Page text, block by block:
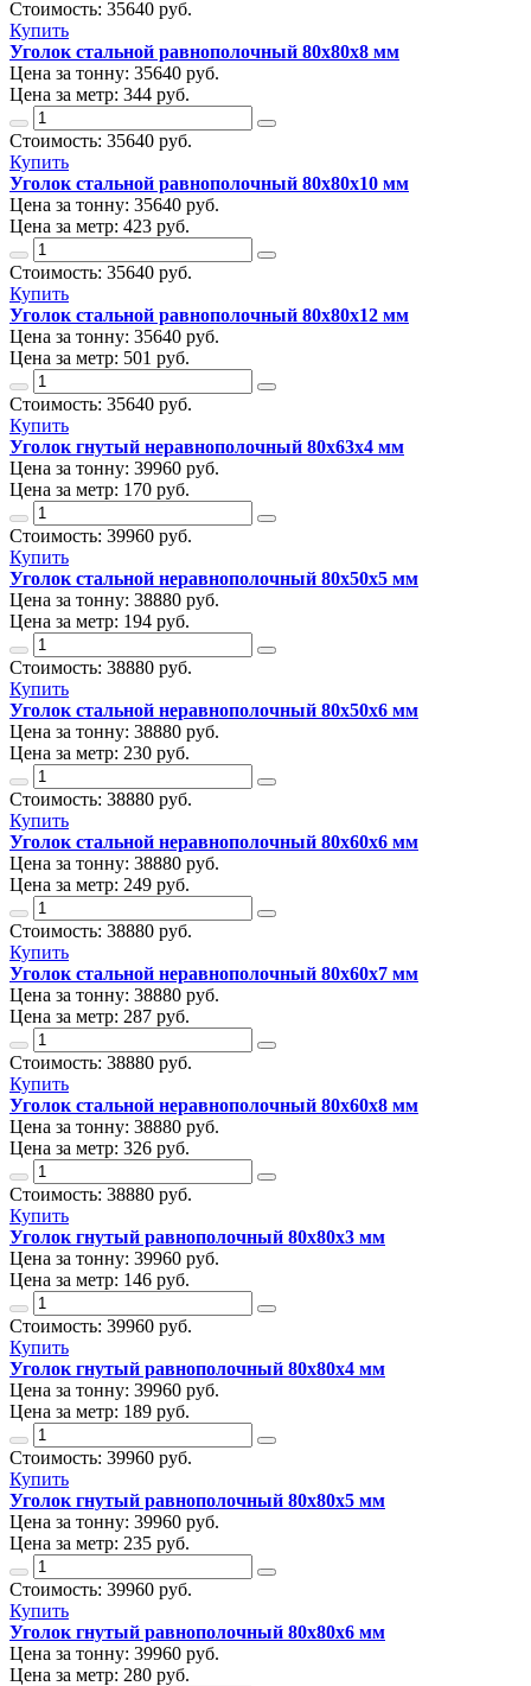
Стоимость: 35640 руб.
Купить
Уголок стальной равнополочный 80х80х8 мм
Цена за тонну: 35640 руб.
Цена за метр: 344 руб.
Стоимость: 35640 руб.
Купить
Уголок стальной равнополочный 80х80х10 мм
Цена за тонну: 35640 руб.
Цена за метр: 423 руб.
Стоимость: 35640 руб.
Купить
Уголок стальной равнополочный 80х80х12 мм
Цена за тонну: 35640 руб.
Цена за метр: 501 руб.
Стоимость: 35640 руб.
Купить
Уголок гнутый неравнополочный 80х63х4 мм
Цена за тонну: 39960 руб.
Цена за метр: 170 руб.
Стоимость: 39960 руб.
Купить
Уголок стальной неравнополочный 80х50х5 мм
Цена за тонну: 38880 руб.
Цена за метр: 194 руб.
Стоимость: 38880 руб.
Купить
Уголок стальной неравнополочный 80х50х6 мм
Цена за тонну: 38880 руб.
Цена за метр: 230 руб.
Стоимость: 38880 руб.
Купить
Уголок стальной неравнополочный 80х60х6 мм
Цена за тонну: 38880 руб.
Цена за метр: 249 руб.
Стоимость: 38880 руб.
Купить
Уголок стальной неравнополочный 80х60х7 мм
Цена за тонну: 38880 руб.
Цена за метр: 287 руб.
Стоимость: 38880 руб.
Купить
Уголок стальной неравнополочный 80х60х8 мм
Цена за тонну: 38880 руб.
Цена за метр: 326 руб.
Стоимость: 38880 руб.
Купить
Уголок гнутый равнополочный 80х80х3 мм
Цена за тонну: 39960 руб.
Цена за метр: 146 руб.
Стоимость: 39960 руб.
Купить
Уголок гнутый равнополочный 80х80х4 мм
Цена за тонну: 39960 руб.
Цена за метр: 189 руб.
Стоимость: 39960 руб.
Купить
Уголок гнутый равнополочный 80х80х5 мм
Цена за тонну: 39960 руб.
Цена за метр: 235 руб.
Стоимость: 39960 руб.
Купить
Уголок гнутый равнополочный 80х80х6 мм
Цена за тонну: 39960 руб.
Цена за метр: 280 руб.